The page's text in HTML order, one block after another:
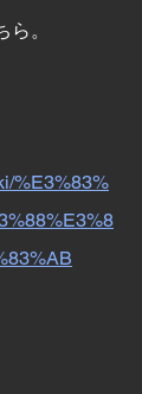
。
%E3%83%